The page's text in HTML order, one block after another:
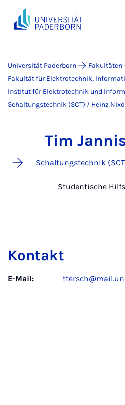
Universität Paderborn
Fakultäten
Fakultät für Elektrotechnik,
Institut für Elektrotechnik und
Schaltungstechnik (SCT) / Heinz
Tim
Schaltungstechnik
Studentische
Kontakt
E-Mail: